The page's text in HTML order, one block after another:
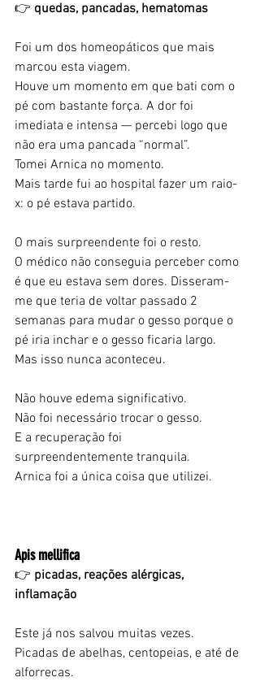
👉 quedas, pancadas, hematomas
Foi um dos homeopáticos que mais
marcou esta viagem.
Houve um momento em que bati com o
pé com bastante força. A dor foi
imediata e intensa — percebi logo que
não era uma pancada “normal”.
Tomei Arnica no momento.
Mais tarde fui ao hospital fazer um raio-
x: o pé estava partido.
O mais surpreendente foi o resto.
O médico não conseguia perceber como
é que eu estava sem dores. Disseram-
me que teria de voltar passado 2
semanas para mudar o gesso porque o
pé iria inchar e o gesso ficaria largo.
Mas isso nunca aconteceu.
Não houve edema significativo.
Não foi necessário trocar o gesso.
E a recuperação foi
surpreendentemente tranquila.
Arnica foi a única coisa que utilizei.
Apis mellifica
👉 picadas, reações alérgicas,
inflamação
Este já nos salvou muitas vezes.
Picadas de abelhas, centopeias, e até de
alforrecas.